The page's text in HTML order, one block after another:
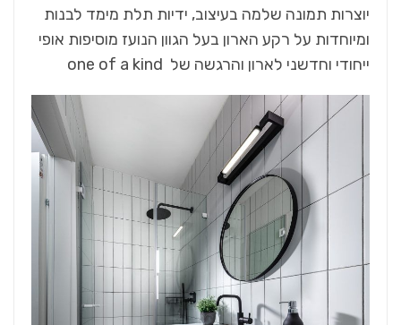
יוצרות תמונה שלמה בעיצוב, ידיות תלת מימד לבנות
ומיוחדות על רקע הארון בעל הגוון הנועז מוסיפות אופי
ייחודי וחדשני לארון והרגשה של one of a kind